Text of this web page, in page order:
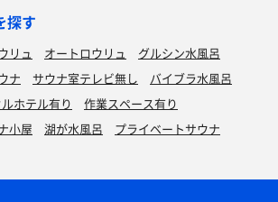
探す
リュ オートロウリュ
グルシン水風呂
ナ サウナ室テレビ無し
バイブラ水風呂
ホテル有り
作業スペース有り
小屋 湖が水風呂 プライベートサウナ